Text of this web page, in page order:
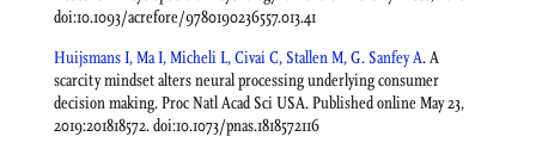
doi:10.1093/acrefore/9780190236557.013.41
Huijsmans I, Ma I, Micheli L, Civai C, Stallen M, G. Sanfey A. A
scarcity mindset alters neural processing underlying consumer
decision making. Proc Natl Acad Sci USA. Published online May 23,
2019:201818572. doi:10.1073/pnas.1818572116